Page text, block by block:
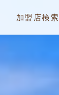
加盟店検索